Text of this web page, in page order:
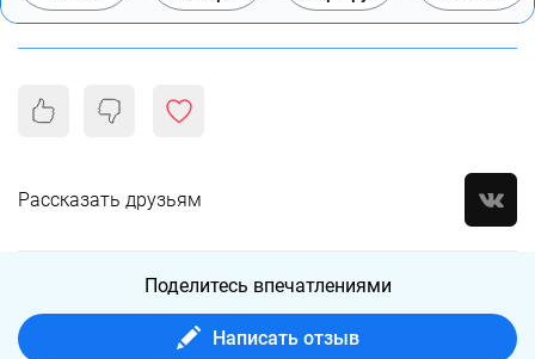
Рассказать друзьям
Поделитесь впечатлениями
Написать отзыв